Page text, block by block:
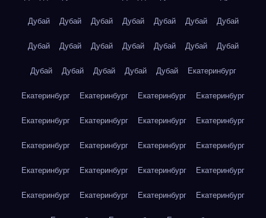
Дубай Дубай Дубай Дубай Дубай Дубай Дубай
Дубай Дубай Дубай Дубай Дубай Дубай Дубай
Дубай Дубай Дубай Дубай Дубай Екатеринбург
Екатеринбург Екатеринбург Екатеринбург Екатеринбург
Екатеринбург Екатеринбург Екатеринбург Екатеринбург
Екатеринбург Екатеринбург Екатеринбург Екатеринбург
Екатеринбург Екатеринбург Екатеринбург Екатеринбург
Екатеринбург Екатеринбург Екатеринбург Екатеринбург